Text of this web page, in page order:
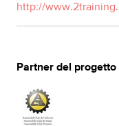
http://
Partner del progetto